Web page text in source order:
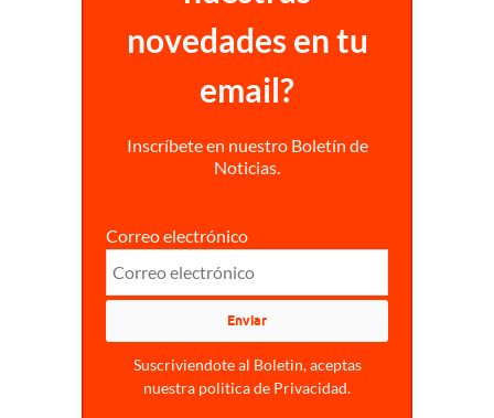
novedades en tu
email?
Inscríbete en nuestro Boletín de
Noticias.
Correo electrónico
Suscriviendote al Boletin, aceptas
nuestra politica de Privacidad.